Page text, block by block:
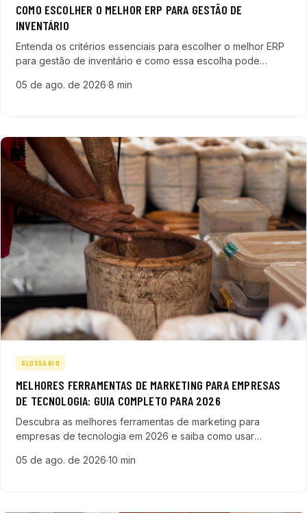
COMO ESCOLHER O MELHOR ERP PARA GESTÃO DE
INVENTÁRIO
Entenda os critérios essenciais para escolher o melhor ERP
para gestão de inventário e como essa escolha pode
empresa de tecnologia.
05 de ago. de 2026·8 min
GLOSSÁRIO
MELHORES FERRAMENTAS DE MARKETING PARA EMPRESAS
DE TECNOLOGIA: GUIA COMPLETO PARA 2026
Descubra as melhores ferramentas de marketing para
empresas de tecnologia em 2026 e saiba como usar
no mercado.
05 de ago. de 2026·10 min